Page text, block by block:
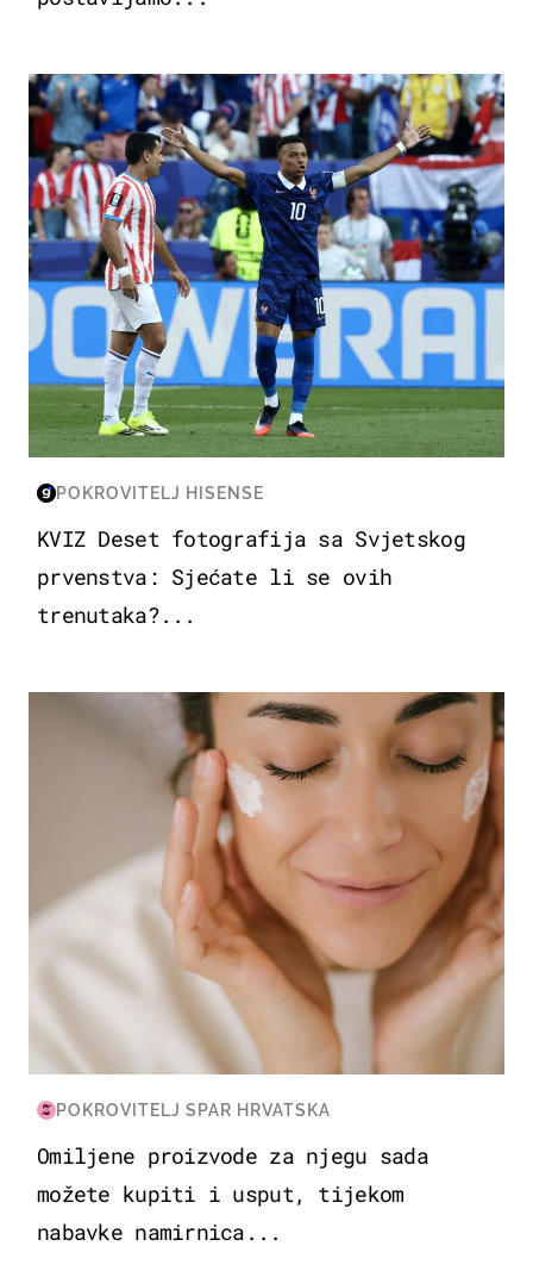
SVJETSKO PRVENSTVO 2026
POKROVITELJ HISENSE
KVIZ Deset fotografija sa Svjetskog
prvenstva: Sjećate li se ovih
trenutaka?...
MODA & LJEPOTA
POKROVITELJ SPAR HRVATSKA
Omiljene proizvode za njegu sada
možete kupiti i usput, tijekom
nabavke namirnica...